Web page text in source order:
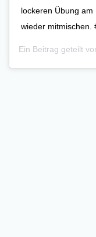
lockeren Übung
wieder mitmischen.
Ein Beitrag geteilt